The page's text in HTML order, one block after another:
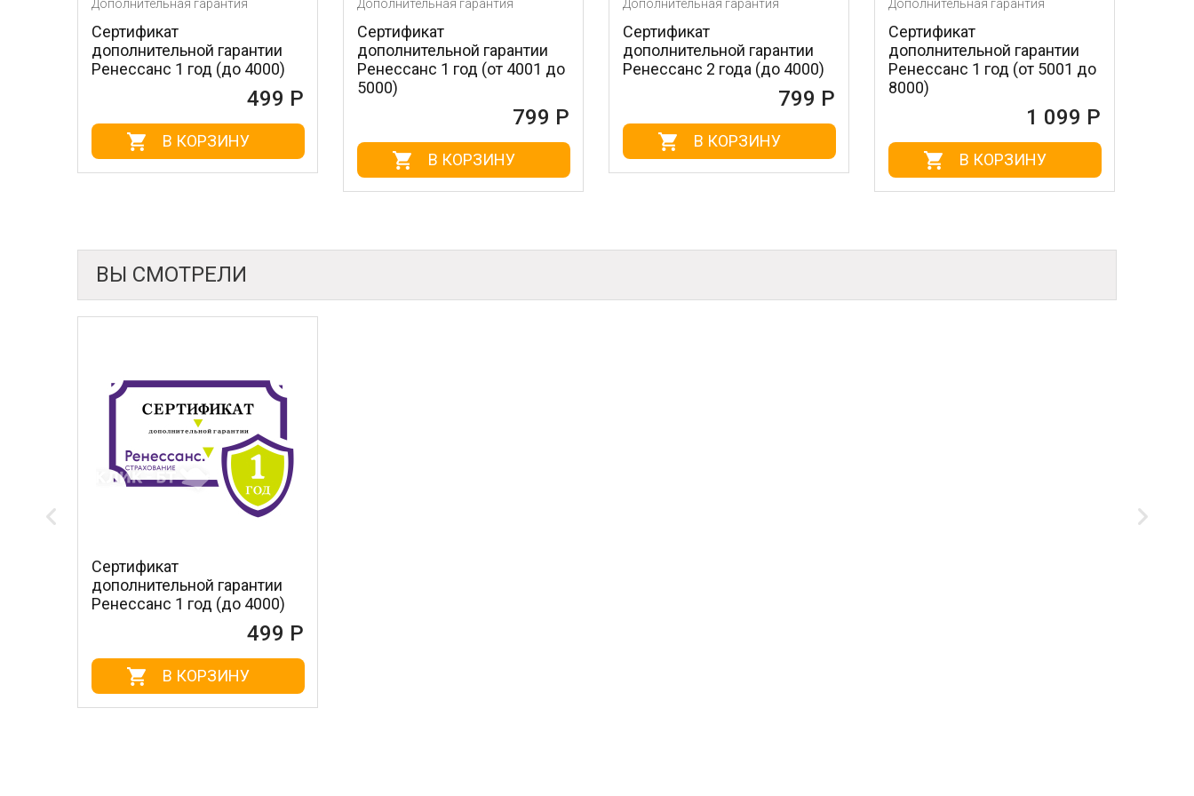
Дополнительная гарантия
Сертификат
дополнительной гарантии
Ренессанс 1 год (до 4000)
499 Р
В КОРЗИНУ
Дополнительная гарантия
Сертификат
дополнительной гарантии
Ренессанс 1 год (от 4001 до
799 Р
В КОРЗИНУ
Дополнительная гарантия
Сертификат
дополнительной гарантии
Ренессанс 2 года (до 4000)
799 Р
В КОРЗИНУ
Дополнительная гарантия
Сертификат
дополнительной гарантии
Ренессанс 1 год (от 5001 до
1 099 Р
В КОРЗИНУ
ВЫ СМОТРЕЛИ
Сертификат
дополнительной гарантии
Ренессанс 1 год (до 4000)
499 Р
В КОРЗИНУ